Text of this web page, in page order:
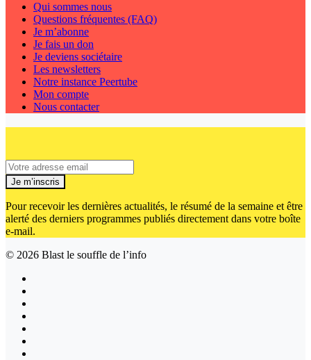
Qui sommes nous
Questions fréquentes (FAQ)
Je m’abonne
Je fais un don
Je deviens sociétaire
Les newsletters
Notre instance Peertube
Mon compte
Nous contacter
Je m’inscris
Pour recevoir les dernières actualités, le résumé de la semaine et être
alerté des derniers programmes publiés directement dans votre boîte
e-mail.
© 2026 Blast le souffle de l’info